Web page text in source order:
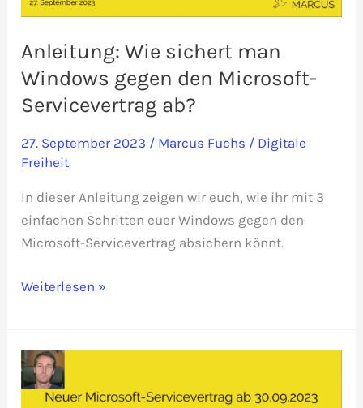
Anleitung: Wie sichert man
Windows gegen den Microsoft-
Servicevertrag ab?
27. September 2023 / Marcus Fuchs / Digitale
Freiheit
In dieser Anleitung zeigen wir euch, wie ihr mit 3
einfachen Schritten euer Windows gegen den
Microsoft-Servicevertrag absichern könnt.
Anleitung:
man
Windows
gegen
Weiterlesen »